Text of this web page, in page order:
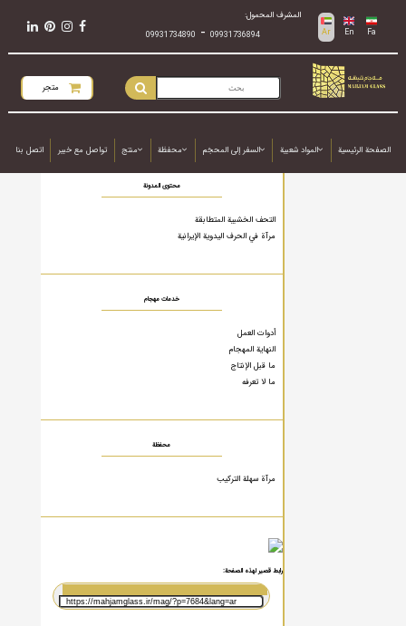
Fa
En
Ar
المشرف المحمول:
09931736894
-
09931734890
متجر
الصفحة الرئيسية المواد شعبية السفر إلى المحجَم محفظة منتج تواصل مع خبير اتصل بنا
محتوى المدونة
التحف الخشبية المتطابقة
مرآة في الحرف اليدوية الإيرانية
خدمات مهجام
أدوات العمل
النهاية المهجام
ما قبل الإنتاج
ما لا تعرفه
محفظة
مرآة سهلة التركيب
رابط قصير لهذه الصفحة: